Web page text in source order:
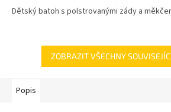
Dětský batoh s polstrovanými zády a
ZOBRAZIT VŠECHNY
Popis